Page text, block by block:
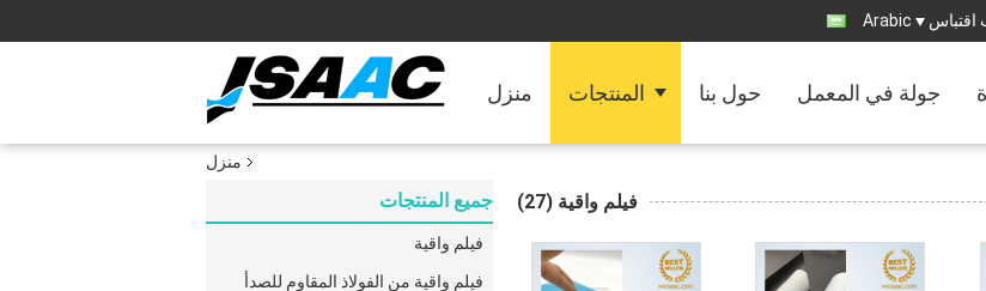
Arabic
منزل المنتجات حول بنا جولة في المعمل
منزل
جميع المنتجات
فيلم واقية
فيلم واقية من الفولاذ المقاوم للصدأ
فيلم واقية (27)